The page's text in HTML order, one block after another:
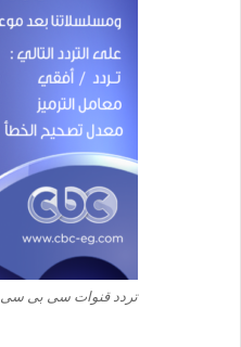
تردد قنوات سى بى سى